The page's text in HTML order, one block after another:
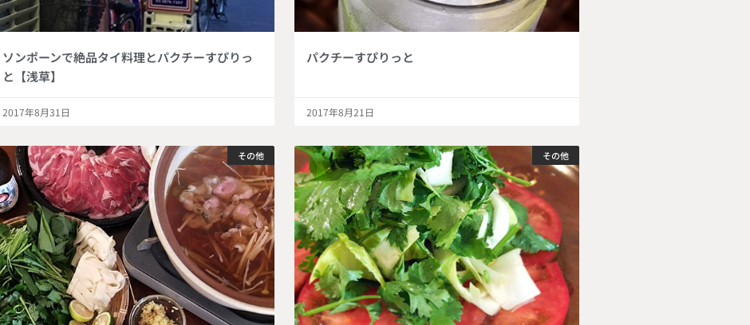
ソンポーンで絶品タイ料理とパクチーすぴりっ
と【浅草】
2017年8月31日
パクチーすぴりっと
2017年8月21日
その他 その他